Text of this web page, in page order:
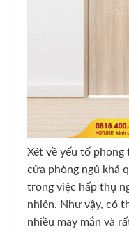
Xét về yếu tố
cửa phòng ngủ khá
trong việc hấp thụ
nhiên. Như vậy, có
nhiều may mắn và